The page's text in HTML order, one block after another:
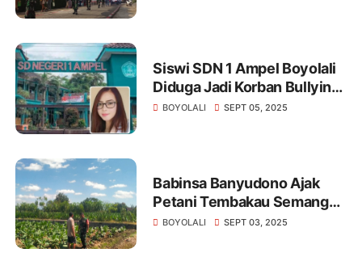
Siswi SDN 1 Ampel Boyolali
Diduga Jadi Korban Bullying,
Vio Sari Angkat Bicara
BOYOLALI SEPT 05, 2025
Babinsa Banyudono Ajak
Petani Tembakau Semangat
Berkarya
BOYOLALI SEPT 03, 2025